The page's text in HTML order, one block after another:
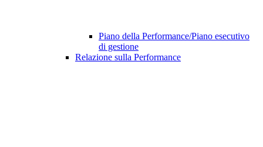
Piano della Performance/Piano esecutivo
di gestione
Relazione sulla Performance